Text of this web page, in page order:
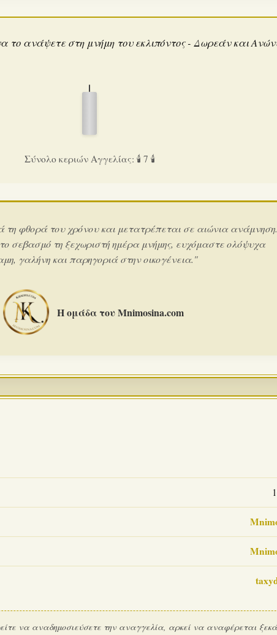
το ανάψετε στη μνήμη του εκλιπόντος - Δωρεάν και
Σύνολο κεριών Αγγελίας: 🕯️ 7 🕯️
τη φθορά του χρόνου και μετατρέπεται σε αιώνια ανάμνηση.
σεβασμό τη ξεχωριστή ημέρα μνήμης, ευχόμαστε ολόψυχα
γαλήνη και παρηγοριά στην οικογένεια."
Η ομάδα του Mnimosina.com
να αναδημοσιεύσετε την αναγγελία, αρκεί να αναφέρεται